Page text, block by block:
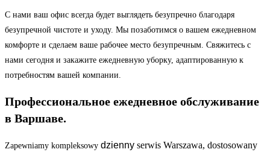
С нами ваш офис всегда будет выглядеть безупречно благодаря
безупречной чистоте и уходу. Мы позаботимся о вашем ежедневном
комфорте и сделаем ваше рабочее место безупречным. Свяжитесь с
нами сегодня и закажите ежедневную уборку, адаптированную к
потребностям вашей компании.
Профессиональное ежедневное обслуживание
в Варшаве.
Zapewniamy kompleksowy dzienny serwis Warszawa, dostosowany